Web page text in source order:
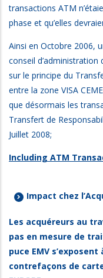
transactions ATM
phase et qu’elles
Ainsi en Octobre 2006,
conseil
sur le principe du
entre la zone VISA
que désormais les
Transfert de
Juillet 2008;
Including ATM
Impact chez
Les acquéreurs au
pas en mesure de
puce EMV
contrefaçons de